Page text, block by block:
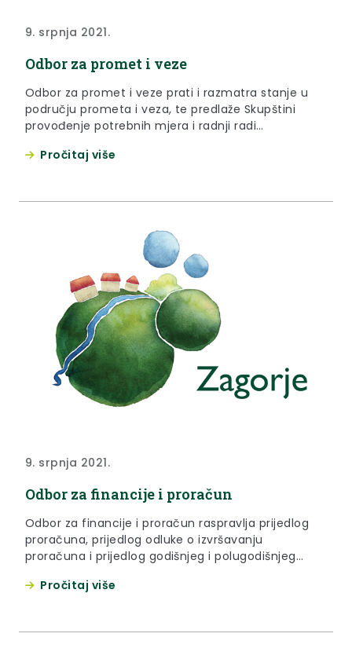
9. srpnja 2021.
Odbor za promet i veze
Odbor za promet i veze prati i razmatra stanje u
području prometa i veza, te predlaže Skupštini
provođenje potrebnih mjera i radnji radi
Pročitaj više
9. srpnja 2021.
Odbor za financije i proračun
Odbor za financije i proračun raspravlja prijedlog
proračuna, prijedlog odluke o izvršavanju
proračuna i prijedlog godišnjeg i polugodišnjeg
raspravlja prijedlog odluke o zaduživanju Županije,
Pročitaj više